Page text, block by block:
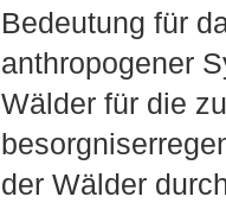
Bedeutung für
anthropogener
Wälder für die
der Wälder